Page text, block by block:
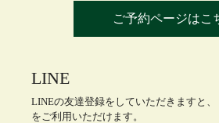
ご予約ページはこ
LINE
LINEの友達登録をしていただきますと、
をご利用いただけます。